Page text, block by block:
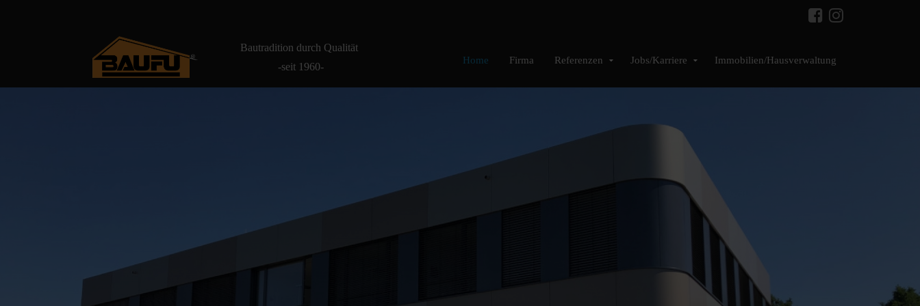
Bautradition durch Qualität
-seit 1960-
Home Firma Referenzen Jobs/Karriere Immobilien/Hausverwaltung